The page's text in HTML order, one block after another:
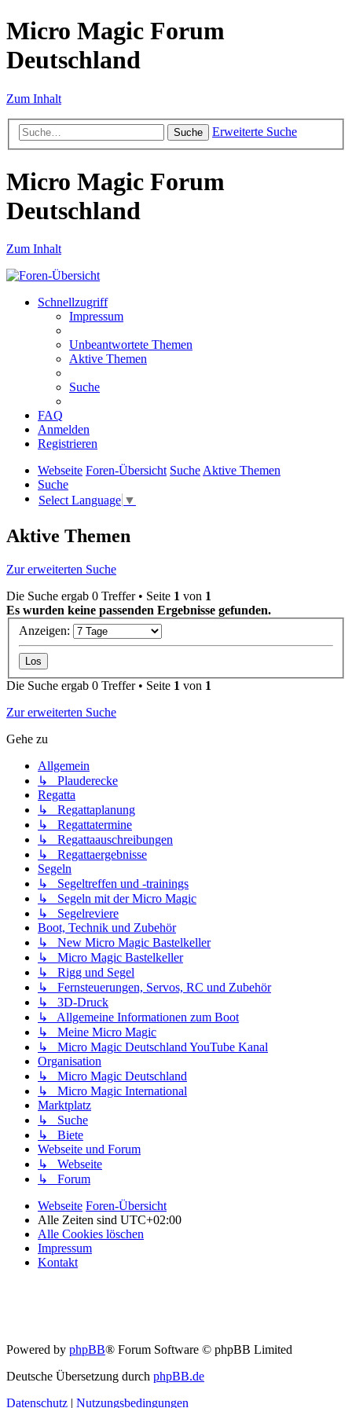
Micro Magic Forum
Deutschland
Zum Inhalt
Suche Erweiterte Suche
Micro Magic Forum
Deutschland
Zum Inhalt
Schnellzugriff
Impressum
Unbeantwortete Themen
Aktive Themen
Suche
FAQ
Anmelden
Registrieren
Webseite Foren-Übersicht Suche Aktive Themen
Suche
Select Language ▼
Aktive Themen
Zur erweiterten Suche
Die Suche ergab 0 Treffer • Seite 1 von 1
Es wurden keine passenden Ergebnisse gefunden.
Anzeigen:
Die Suche ergab 0 Treffer • Seite 1 von 1
Zur erweiterten Suche
Gehe zu
Allgemein
↳ Plauderecke
Regatta
↳ Regattaplanung
↳ Regattatermine
↳ Regattaauschreibungen
↳ Regattaergebnisse
Segeln
↳ Segeltreffen und -trainings
↳ Segeln mit der Micro Magic
↳ Segelreviere
Boot, Technik und Zubehör
↳ New Micro Magic Bastelkeller
↳ Micro Magic Bastelkeller
↳ Rigg und Segel
↳ Fernsteuerungen, Servos, RC und Zubehör
↳ 3D-Druck
↳ Allgemeine Informationen zum Boot
↳ Meine Micro Magic
↳ Micro Magic Deutschland YouTube Kanal
Organisation
↳ Micro Magic Deutschland
↳ Micro Magic International
Marktplatz
↳ Suche
↳ Biete
Webseite und Forum
↳ Webseite
↳ Forum
Webseite Foren-Übersicht
Alle Zeiten sind UTC+02:00
Alle Cookies löschen
Impressum
Kontakt
Powered by phpBB® Forum Software © phpBB Limited
Deutsche Übersetzung durch phpBB.de
Datenschutz | Nutzungsbedingungen